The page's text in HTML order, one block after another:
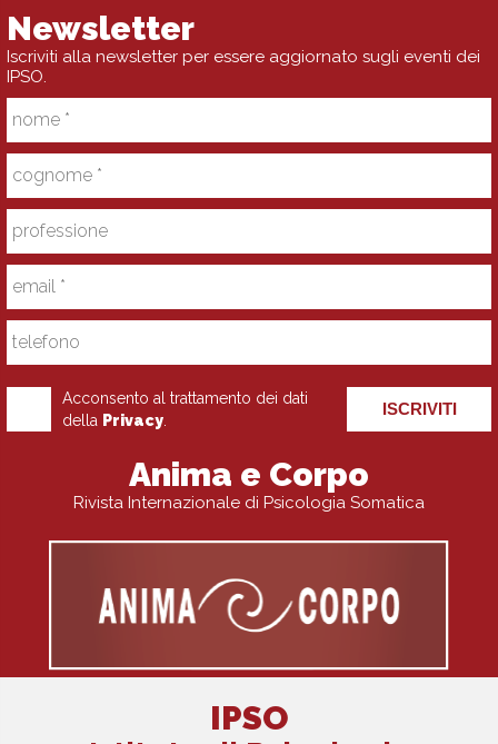
Newsletter
Iscriviti alla newsletter per essere aggiornato sugli eventi dei
IPSO.
Acconsento al trattamento dei dati
della Privacy
ISCRIVITI
Anima e Corpo
Rivista Internazionale di Psicologia Somatica
IPSO